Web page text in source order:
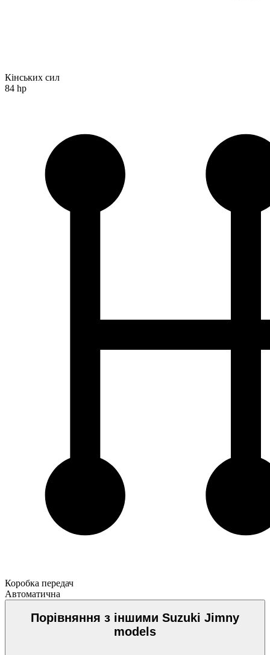
Кінських сил
84 hp
Коробка передач
Автоматична
Порівняння з іншими Suzuki Jimny
models